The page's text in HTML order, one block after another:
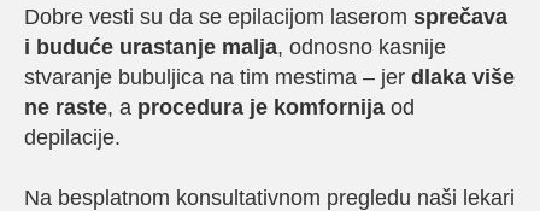
Dobre vesti su da se epilacijom laserom sprečava
i buduće urastanje malja, odnosno kasnije
stvaranje bubuljica na tim mestima – jer dlaka više
ne raste, a procedura je komfornija od
depilacije.
Na besplatnom konsultativnom pregledu naši lekari